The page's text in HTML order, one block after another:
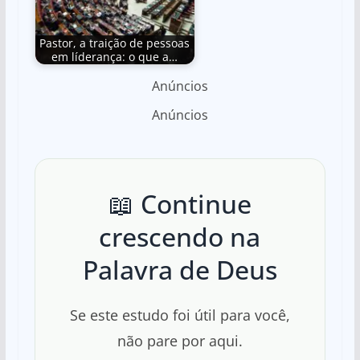
Pastor, a traição de pessoas
em líderança: o que a…
Anúncios
Anúncios
📖 Continue
crescendo na
Palavra de Deus
Se este estudo foi útil para você,
não pare por aqui.